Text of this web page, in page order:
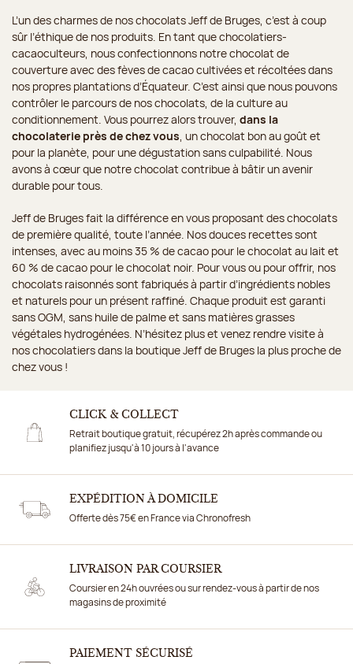
L’un des charmes de nos chocolats Jeff de Bruges, c’est à coup
sûr l’éthique de nos produits. En tant que chocolatiers-
cacaoculteurs, nous confectionnons notre chocolat de
couverture avec des fèves de cacao cultivées et récoltées dans
nos propres plantations d’Équateur. C’est ainsi que nous pouvons
contrôler le parcours de nos chocolats, de la culture au
conditionnement. Vous pourrez alors trouver, dans la
chocolaterie près de chez vous, un chocolat bon au goût et
pour la planète, pour une dégustation sans culpabilité. Nous
avons à cœur que notre chocolat contribue à bâtir un avenir
durable pour tous.
Jeff de Bruges fait la différence en vous proposant des chocolats
de première qualité, toute l’année. Nos douces recettes sont
intenses, avec au moins 35 % de cacao pour le chocolat au lait et
60 % de cacao pour le chocolat noir. Pour vous ou pour offrir, nos
chocolats raisonnés sont fabriqués à partir d’ingrédients nobles
et naturels pour un présent raffiné. Chaque produit est garanti
sans OGM, sans huile de palme et sans matières grasses
végétales hydrogénées. N’hésitez plus et venez rendre visite à
nos chocolatiers dans la boutique Jeff de Bruges la plus proche de
chez vous !
CLICK & COLLECT
Retrait boutique gratuit, récupérez 2h après commande ou
planifiez jusqu'à 10 jours à l'avance
EXPÉDITION À DOMICILE
Offerte dès 75€ en France via Chronofresh
LIVRAISON PAR COURSIER
Coursier en 24h ouvrées ou sur rendez-vous à partir de nos
magasins de proximité
PAIEMENT SÉCURISÉ